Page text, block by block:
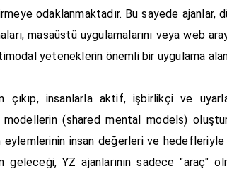
odaklanmaktadır. Bu sayede ajanlar,
masaüstü uygulamalarını veya web
yeteneklerin önemli bir uygulama
çıkıp, insanlarla aktif, işbirlikçi ve
(shared mental models)
eylemlerinin insan değerleri ve
geleceği, YZ ajanlarının sadece "araç"